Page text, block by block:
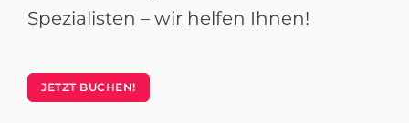
Spezialisten – wir helfen Ihnen!
JETZT BUCHEN!